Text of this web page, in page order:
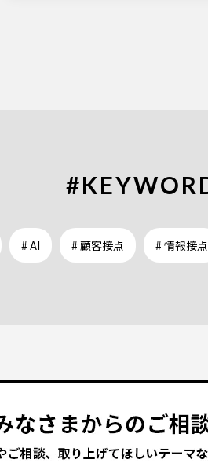
# AI # 顧客接点 # 情報接点